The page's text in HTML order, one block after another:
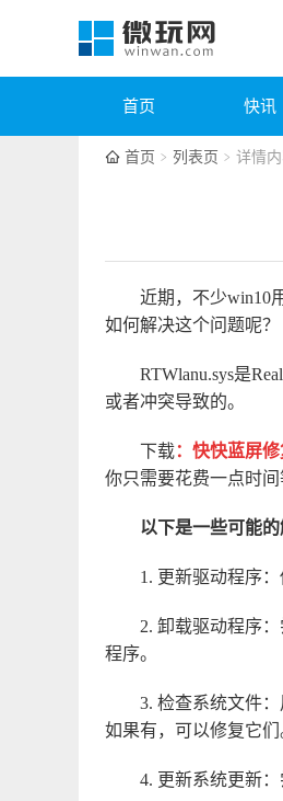
首页 快讯
首页 列表页 详情
近期，不少win10
如何解决这个问题呢？
RTWlanu.sys是
或者冲突导致的。
下载： 快快蓝屏
你只需要花费一点时间
以下是一些可能的
1. 更新驱动程序
2. 卸载驱动程序
程序。
3. 检查系统文件
如果有，可以修复它们
4. 更新系统更新